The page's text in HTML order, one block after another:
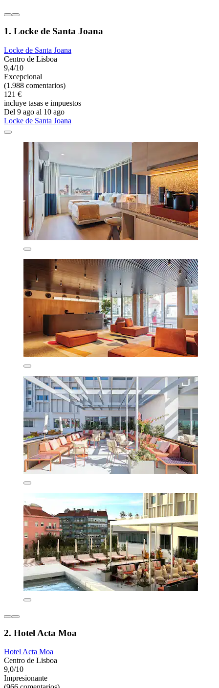
1. Locke de Santa Joana
Locke de Santa Joana
Centro de Lisboa
9,4/10
Excepcional
(1.988 comentarios)
121 €
incluye tasas e impuestos
Del 9 ago al 10 ago
Locke de Santa Joana
2. Hotel Acta Moa
Hotel Acta Moa
Centro de Lisboa
9,0/10
Impresionante